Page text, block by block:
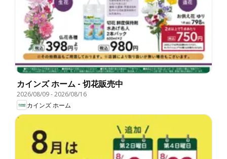
カインズ ホーム - 切花販売中
2026/08/09-2026/08/16
カインズ ホーム